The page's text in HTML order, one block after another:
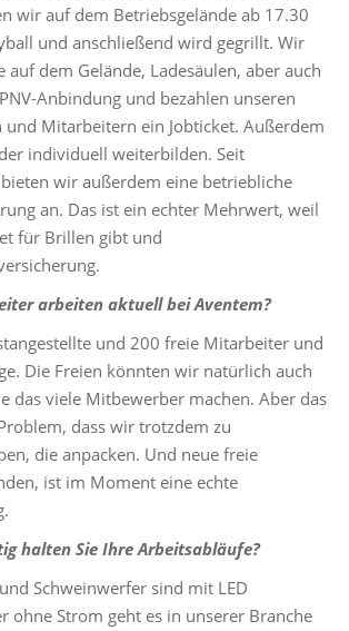
wir auf dem Betriebsgelände ab 17.30
und anschließend wird gegrillt. Wir
auf dem Gelände, Ladesäulen, aber auch
Anbindung und bezahlen unseren
Mitarbeitern ein Jobticket. Außerdem
individuell weiterbilden. Seit
wir außerdem eine betriebliche
an. Das ist ein echter Mehrwert, weil
für Brillen gibt und
arbeiten aktuell bei Aventem?
und 200 freie Mitarbeiter und
Die Freien könnten wir natürlich auch
das viele Mitbewerber machen. Aber das
dass wir trotzdem zu
die anpacken. Und neue freie
ist im Moment eine echte
halten Sie Ihre Arbeitsabläufe?
Schweinwerfer sind mit LED
ohne Strom geht es in unserer Branche